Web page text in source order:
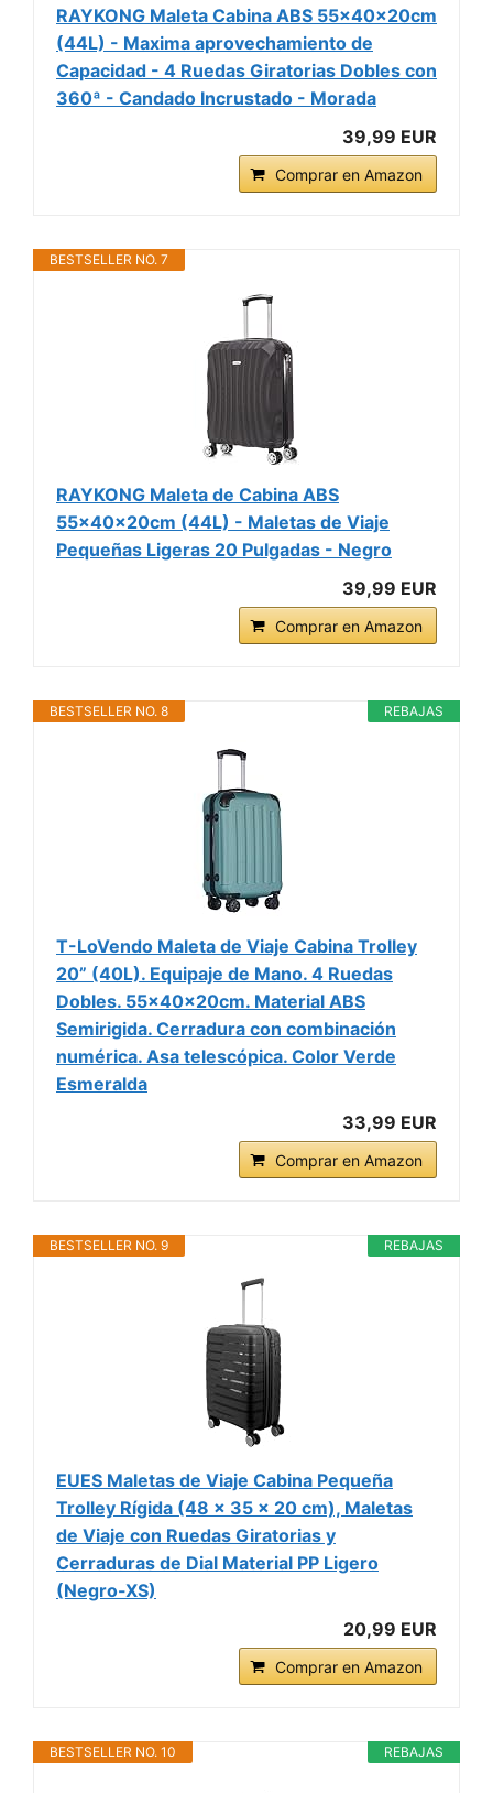
RAYKONG Maleta Cabina ABS 55x40x20cm
(44L) - Maxima aprovechamiento de
Capacidad - 4 Ruedas Giratorias Dobles con
360ª - Candado Incrustado - Morada
39,99 EUR
Comprar en Amazon
BESTSELLER NO. 7
RAYKONG Maleta de Cabina ABS
55x40x20cm (44L) - Maletas de Viaje
Pequeñas Ligeras 20 Pulgadas - Negro
39,99 EUR
Comprar en Amazon
REBAJAS
BESTSELLER NO. 8
T-LoVendo Maleta de Viaje Cabina Trolley
20” (40L). Equipaje de Mano. 4 Ruedas
Dobles. 55x40x20cm. Material ABS
Semirigida. Cerradura con combinación
numérica. Asa telescópica. Color Verde
Esmeralda
33,99 EUR
Comprar en Amazon
REBAJAS
BESTSELLER NO. 9
EUES Maletas de Viaje Cabina Pequeña
Trolley Rígida (48 x 35 x 20 cm), Maletas
de Viaje con Ruedas Giratorias y
Cerraduras de Dial Material PP Ligero
(Negro-XS)
20,99 EUR
Comprar en Amazon
REBAJAS
BESTSELLER NO. 10